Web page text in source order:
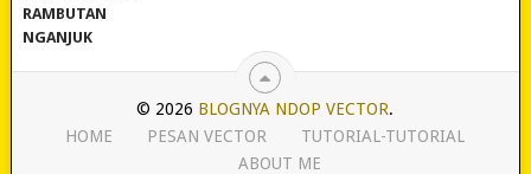
RAMBUTAN
NGANJUK
© 2026 BLOGNYA NDOP VECTOR.
HOME
PESAN VECTOR
TUTORIAL-TUTORIAL
ABOUT ME